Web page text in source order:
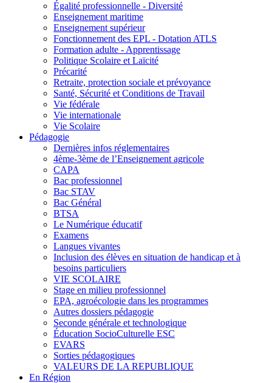
Égalité professionnelle - Diversité
Enseignement maritime
Enseignement supérieur
Fonctionnement des EPL - Dotation ATLS
Formation adulte - Apprentissage
Politique Scolaire et Laïcité
Précarité
Retraite, protection sociale et prévoyance
Santé, Sécurité et Conditions de Travail
Vie fédérale
Vie internationale
Vie Scolaire
Pédagogie
Dernières infos réglementaires
4ème-3ème de l’Enseignement agricole
CAPA
Bac professionnel
Bac STAV
Bac Général
BTSA
Le Numérique éducatif
Examens
Langues vivantes
Inclusion des élèves en situation de handicap et à
besoins particuliers
VIE SCOLAIRE
Stage en milieu professionnel
EPA, agroécologie dans les programmes
Autres dossiers pédagogie
Seconde générale et technologique
Éducation SocioCulturelle ESC
EVARS
Sorties pédagogiques
VALEURS DE LA REPUBLIQUE
En Région